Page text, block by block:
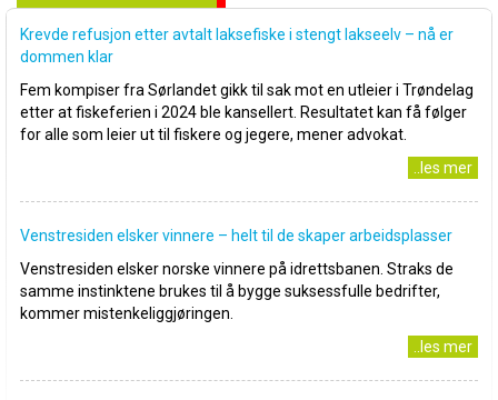
Krevde refusjon etter avtalt laksefiske i stengt lakseelv – nå er
dommen klar
Fem kompiser fra Sørlandet gikk til sak mot en utleier i Trøndelag
etter at fiskeferien i 2024 ble kansellert. Resultatet kan få følger
for alle som leier ut til fiskere og jegere, mener advokat.
..les mer
Venstresiden elsker vinnere – helt til de skaper arbeidsplasser
Venstresiden elsker norske vinnere på idrettsbanen. Straks de
samme instinktene brukes til å bygge suksessfulle bedrifter,
kommer mistenkeliggjøringen.
..les mer